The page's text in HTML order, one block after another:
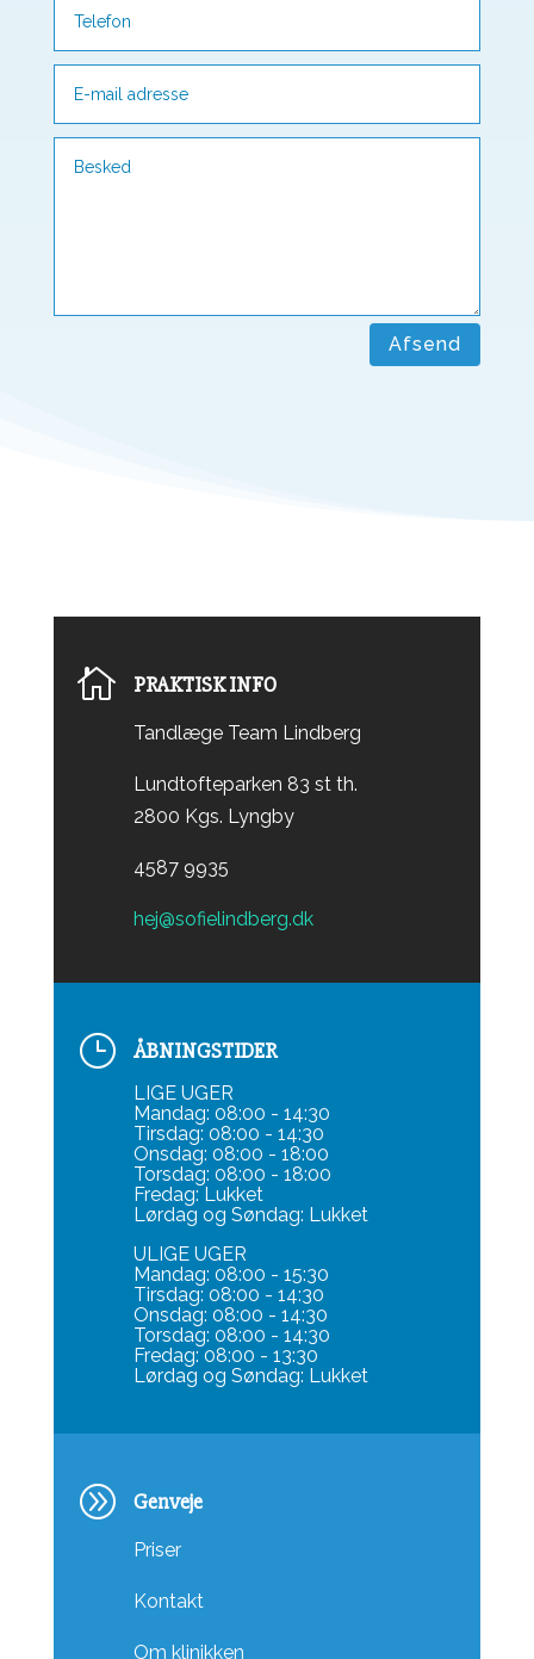
Afsend
 PRAKTISK INFO
Tandlæge Team Lindberg
Lundtofteparken 83 st th.
2800 Kgs. Lyngby
4587 9935
hej@sofielindberg.dk
} ÅBNINGSTIDER
LIGE UGER
Mandag: 08:00 - 14:30
Tirsdag: 08:00 - 14:30
Onsdag: 08:00 - 18:00
Torsdag: 08:00 - 18:00
Fredag: Lukket
Lørdag og Søndag: Lukket
ULIGE UGER
Mandag: 08:00 - 15:30
Tirsdag: 08:00 - 14:30
Onsdag: 08:00 - 14:30
Torsdag: 08:00 - 14:30
Fredag: 08:00 - 13:30
Lørdag og Søndag: Lukket
A Genveje
Priser
Kontakt
Om klinikken